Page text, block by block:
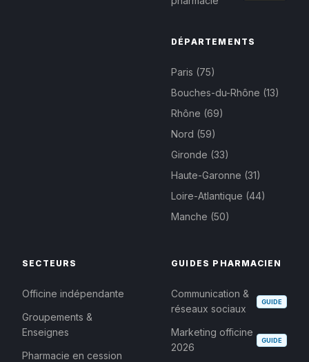
PharmaPex est le copilote stratégique de l'officine,
DÉPARTEMENTS
Paris (75)
Bouches-du-Rhône (13)
Rhône (69)
Nord (59)
Gironde (33)
Haute-Garonne (31)
Loire-Atlantique (44)
Manche (50)
SECTEURS
Officine indépendante
Groupements &
Enseignes
Pharmacie en cession
GUIDES PHARMACIEN
Communication &
réseaux sociaux
GUIDE
Marketing officine
2026
GUIDE